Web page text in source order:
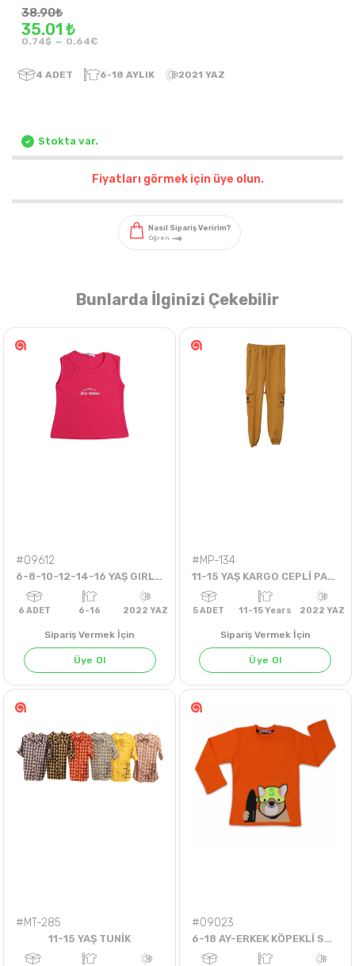
38.90₺
35.01 ₺
0.74$ - 0.64€
4 ADET 6-18 AYLIK 2021 YAZ
Stokta var.
Fiyatları görmek için üye olun.
Nasıl Sipariş Veririm?
Bunlarda İlginizi Çekebilir
#09612
6-8-10-12-14-16 YAŞ GIRLS FASHION BADİ (6'LI)
ADET 6-16
Sipariş Vermek İçin
Üye Ol
#MP-134
11-15 YAŞ KARGO CEPLİ PANTOLON
ADET 11-15 Years
Sipariş Vermek İçin
Üye Ol
#MT-285
11-15 YAŞ TUNİK
#09023
6-18 AY-ERKEK KÖPEKLİ SWEAT